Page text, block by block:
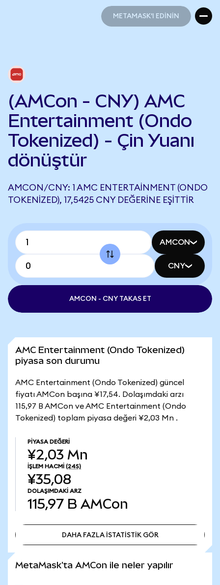
METAMASK'I EDİNİN
(AMCon - CNY) AMC
Entertainment (Ondo
Tokenized) - Çin Yuanı
dönüştür
AMCON/CNY: 1 AMC ENTERTAINMENT (ONDO
TOKENIZED), 17,5425 CNY DEĞERINE EŞITTIR
AMCON
CNY
AMCON - CNY TAKAS ET
AMC Entertainment (Ondo Tokenized)
piyasa son durumu
AMC Entertainment (Ondo Tokenized) güncel
fiyatı AMCon başına ¥17,54. Dolaşımdaki arzı
115,97 B AMCon ve AMC Entertainment (Ondo
Tokenized) toplam piyasa değeri ¥2,03 Mn .
PIYASA DEĞERI
¥2,03 Mn
İŞLEM HACMI (24S)
¥35,08
DOLAŞIMDAKI ARZ
115,97 B AMCon
DAHA FAZLA İSTATİSTİK GÖR
MetaMask'ta AMCon ile neler yapılır